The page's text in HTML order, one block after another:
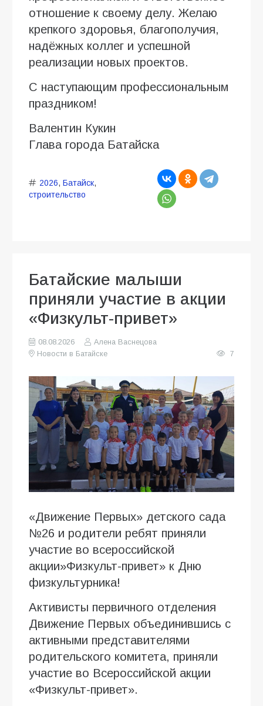
отношение к своему делу. Желаю
крепкого здоровья, благополучия,
надёжных коллег и успешной
реализации новых проектов.
С наступающим профессиональным
праздником!
Валентин Кукин
Глава города Батайска
2026, Батайск,
строительство
Батайские малыши
приняли участие в акции
«Физкульт-привет»
08.08.2026
Алена Васнецова
Новости в Батайске
7
«Движение Первых» детского сада
№26 и родители ребят приняли
участие во всероссийской
акции»Физкульт-привет» к Дню
физкультурника!
Активисты первичного отделения
Движение Первых объединившись с
активными представителями
родительского комитета, приняли
участие во Всероссийской акции
«Физкульт-привет».